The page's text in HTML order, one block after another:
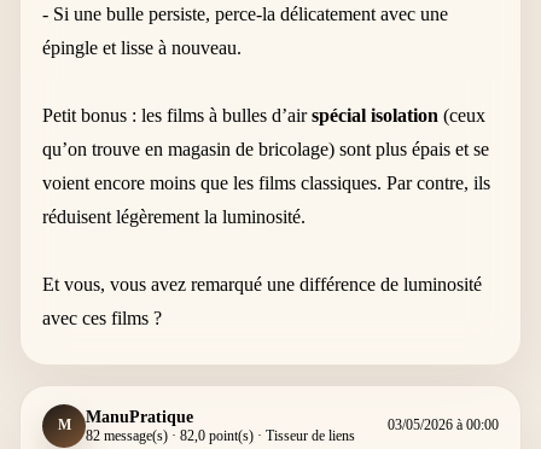
- Si une bulle persiste, perce-la délicatement avec une
épingle et lisse à nouveau.
Petit bonus : les films à bulles d’airspécial isolation (ceux
qu’on trouve en magasin de bricolage) sont plus épais et se
voient encore moins que les films classiques. Par contre, ils
réduisent légèrement la luminosité.
Et vous, vous avez remarqué une différence de luminosité
avec ces films ?
M ManuPratique
82 message(s) · 82,0 point(s) · Tisseur de liens
03/05/2026 à 00:00